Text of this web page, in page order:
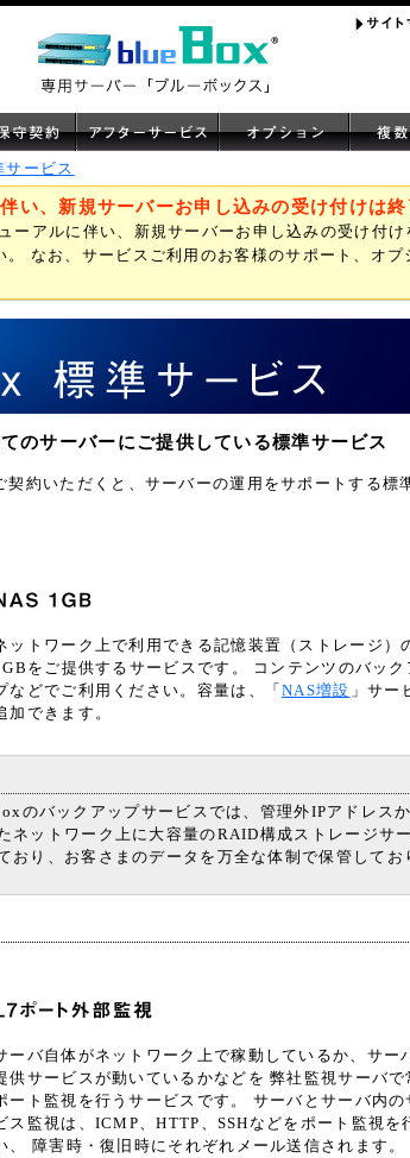
サービス
い、新規サーバーお申し込みの受け付けは終
ーアルに伴い、新規サーバーお申し込みの受け付
。 なお、サービスご利用のお客様のサポート、オ
のサーバーにご提供している標準サービス
約いただくと、サーバーの運用をサポートする標
ットワーク上で利用できる記憶装置（ストレージ）
をご提供するサービスです。 コンテンツのバック
などでご利用ください。容量は、「NAS増設 」サー
加できます。
のバックアップサービスでは、管理外IPアドレス
ネットワーク上に大容量のRAID構成ストレージサ
おり、お客さまのデータを万全な体制で保管してお
ーバ自体がネットワーク上で稼動しているか、サー
供サービスが動いているかなどを 弊社監視サーバで
ート監視を行うサービスです。 サーバとサーバ内の
ス監視は、ICMP、HTTP、SSHなどをポート監視を
、 障害時・復旧時にそれぞれメール送信されます。